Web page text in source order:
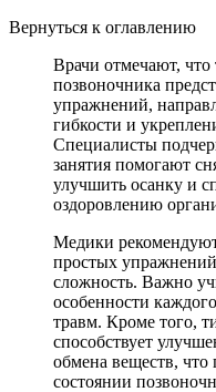
Вернуться к оглавлению
Врачи отмечают, что
позвоночника
упражнений,
гибкости и
Специалисты
занятия помогают
улучшить осанку и
оздоровлению
Медики
простых
сложность. Важно
особенности
травм. Кроме того,
способствует
обмена веществ, что
состоянии